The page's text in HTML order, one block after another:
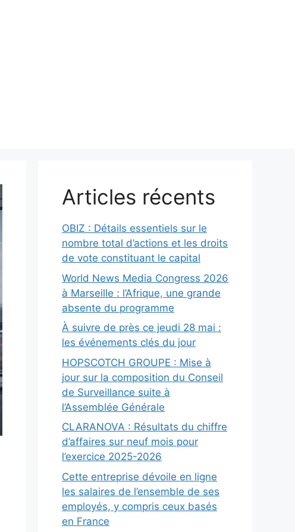
Articles récents
OBIZ : Détails essentiels sur le
nombre total d’actions et les droits
de vote constituant le capital
World News Media Congress 2026
à Marseille : l’Afrique, une grande
absente du programme
À suivre de près ce jeudi 28 mai :
les événements clés du jour
HOPSCOTCH GROUPE : Mise à
jour sur la composition du Conseil
de Surveillance suite à
l’Assemblée Générale
CLARANOVA : Résultats du chiffre
d’affaires sur neuf mois pour
l’exercice 2025-2026
Cette entreprise dévoile en ligne
les salaires de l’ensemble de ses
employés, y compris ceux basés
en France